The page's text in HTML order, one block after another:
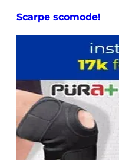
Scarpe scomode!